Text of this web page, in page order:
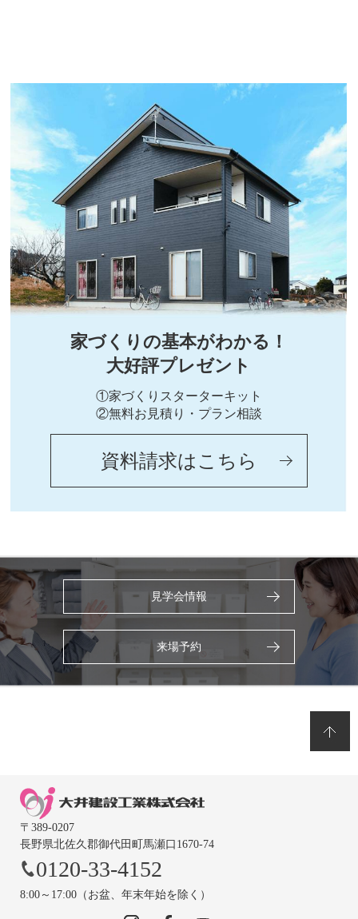
家づくりの基本がわかる！
大好評プレゼント
①家づくりスターターキット
②無料お見積り・プラン相談
資料請求はこちら
見学会情報
来場予約
〒389-0207
長野県北佐久郡御代田町馬瀬口1670-74
0120-33-4152
8:00～17:00（お盆、年末年始を除く）